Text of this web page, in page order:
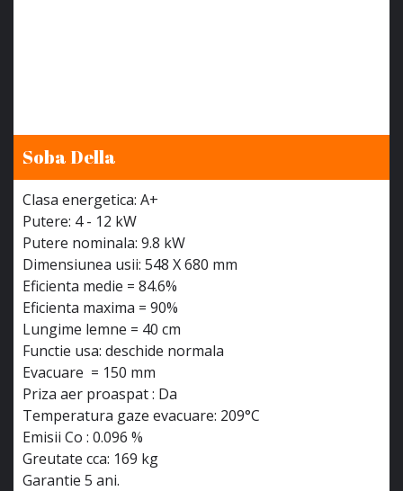
Soba Della
Clasa energetica: A+
Putere: 4 - 12 kW
Putere nominala: 9.8 kW
Dimensiunea usii: 548 X 680 mm
Eficienta medie = 84.6%
Eficienta maxima = 90%
Lungime lemne = 40 cm
Functie usa: deschide normala
Evacuare = 150 mm
Priza aer proaspat : Da
Temperatura gaze evacuare: 209°C
Emisii Co : 0.096 %
Greutate cca: 169 kg
Garantie 5 ani.